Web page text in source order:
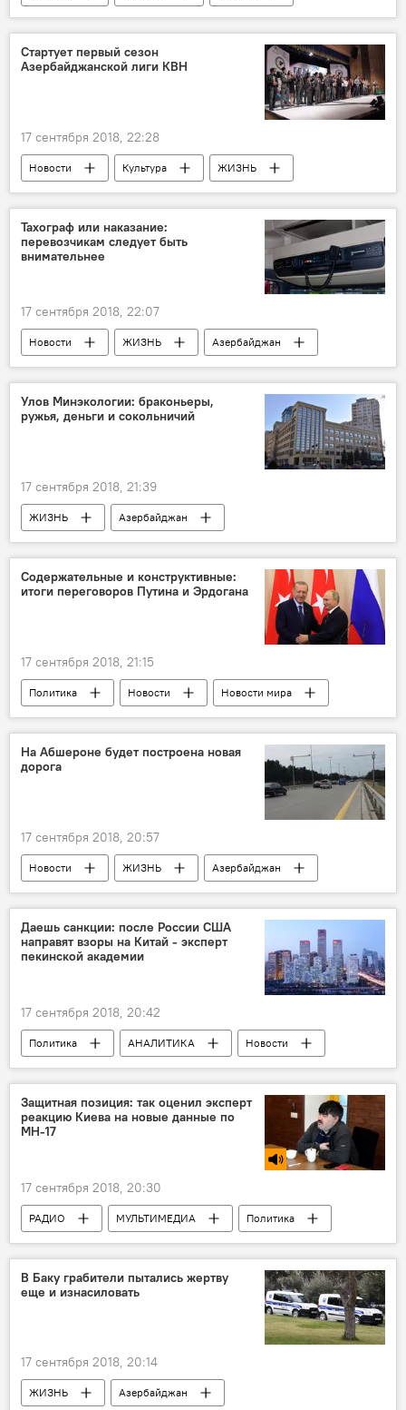
Азербайджан
Россия
Comedy Club
Стартует первый сезон
Азербайджанской лиги КВН
17 сентября 2018, 22:28
Новости Культура
ЖИЗНЬ
Азербайджан
КВН
Сезон
Тахограф или наказание:
перевозчикам следует быть
внимательнее
17 сентября 2018, 22:07
Новости ЖИЗНЬ
Азербайджан
ТЕХНОЛОГИИ
Экономика
тахограф
Наказание перевозчики
Улов Минэкологии: браконьеры,
ружья, деньги и сокольничий
17 сентября 2018, 21:39
ЖИЗНЬ
Азербайджан
Происшествия
Новости
Экономика
Министерство экологии и природных ресурсов АР
Содержательные и конструктивные:
итоги переговоров Путина и Эрдогана
17 сентября 2018, 21:15
Политика Новости
Новости мира
Экономика
Россия переговоры
На Абшероне будет построена новая
дорога
17 сентября 2018, 20:57
Новости ЖИЗНЬ
Азербайджан
Экономика
Даешь санкции: после России США
направят взоры на Китай - эксперт
пекинской академии
17 сентября 2018, 20:42
Политика АНАЛИТИКА
Новости
Новости мира
Экономика
Россия
санкции
Защитная позиция: так оценил эксперт
реакцию Киева на новые данные по
МН-17
17 сентября 2018, 20:30
РАДИО МУЛЬТИМЕДИА
Политика
АНАЛИТИКА
Новости
Новости мира
В Баку грабители пытались жертву
еще и изнасиловать
17 сентября 2018, 20:14
ЖИЗНЬ Азербайджан